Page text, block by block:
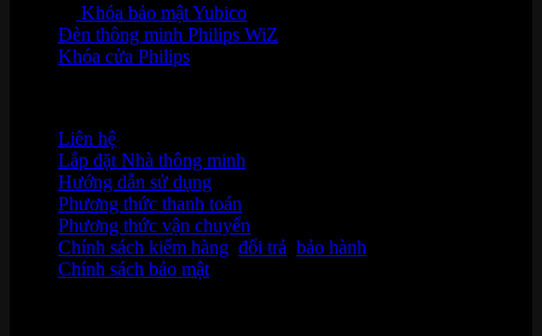
Khóa bảo mật Yubico
Đèn thông minh Philips WiZ
Khóa cửa Philips
Liên hệ
Lắp đặt Nhà thông minh
Hướng dẫn sử dụng
Phương thức thanh toán
Phương thức vận chuyển
Chính sách kiểm hàng đổi trả bảo hành
Chính sách bảo mật